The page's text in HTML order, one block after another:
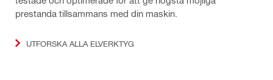
prestanda tillsammans med din maskin.
UTFORSKA ALLA ELVERKTYG